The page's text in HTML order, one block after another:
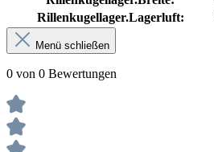
Rillenkugellager.Lagerluft:
Menü schließen
0 von 0 Bewertungen